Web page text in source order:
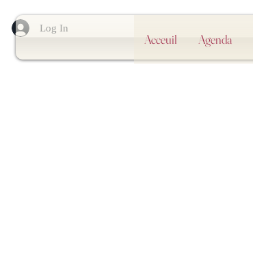
Log In
Acceuil Agenda